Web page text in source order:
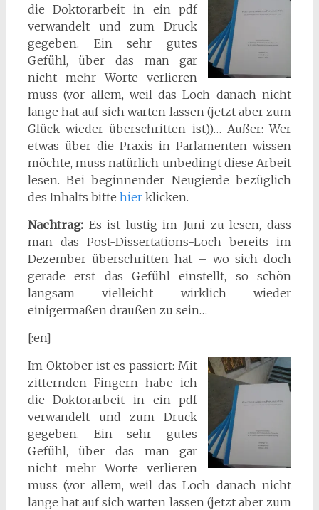
die Doktorarbeit in ein pdf
verwandelt und zum Druck
gegeben. Ein sehr gutes
Gefühl, über das man gar
nicht mehr Worte verlieren
muss (vor allem, weil das Loch danach nicht
lange hat auf sich warten lassen (jetzt aber zum
Glück wieder überschritten ist))… Außer: Wer
etwas über die Praxis in Parlamenten wissen
möchte, muss natürlich unbedingt diese Arbeit
lesen. Bei beginnender Neugierde bezüglich
des Inhalts bitte hierklicken.
Nachtrag:Es ist lustig im Juni zu lesen, dass
man das Post-Dissertations-Loch bereits im
Dezember überschritten hat – wo sich doch
gerade erst das Gefühl einstellt, so schön
langsam vielleicht wirklich wieder
einigermaßen draußen zu sein…
[:en]
Im Oktober ist es passiert: Mit
zitternden Fingern habe ich
die Doktorarbeit in ein pdf
verwandelt und zum Druck
gegeben. Ein sehr gutes
Gefühl, über das man gar
nicht mehr Worte verlieren
muss (vor allem, weil das Loch danach nicht
lange hat auf sich warten lassen (jetzt aber zum